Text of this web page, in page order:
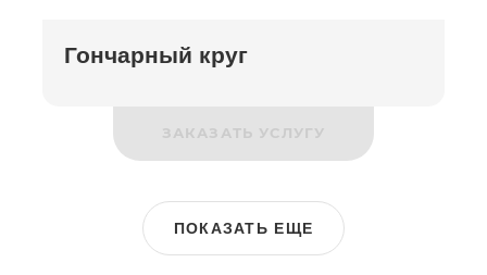
Гончарный круг
ЗАКАЗАТЬ УСЛУГУ
ПОКАЗАТЬ ЕЩЕ